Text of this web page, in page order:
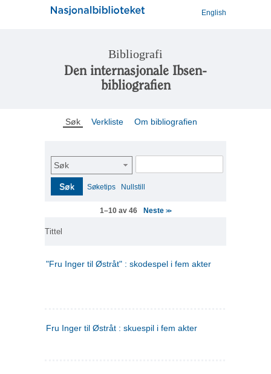
English
Bibliografi
Den internasjonale Ibsen-
bibliografien
Søk Verkliste Om bibliografien
Søk
Søk Søketips Nullstill
1–10 av 46 Neste>>
Tittel
"Fru Inger til Østråt" : skodespel i fem akter
Fru Inger til Østråt : skuespil i fem akter